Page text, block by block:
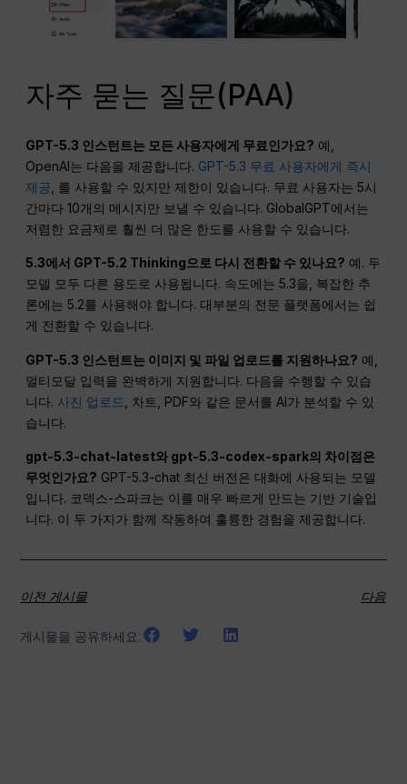
자주 묻는 질문(PAA)
GPT-5.3 인스턴트는 모든 사용자에게 무료인가요? 예,
OpenAI는 다음을 제공합니다. GPT-5.3 무료 사용자에게 즉시
제공 , 를 사용할 수 있지만 제한이 있습니다. 무료 사용자는 5시
간마다 10개의 메시지만 보낼 수 있습니다. GlobalGPT에서는
저렴한 요금제로 훨씬 더 많은 한도를 사용할 수 있습니다.
5.3에서 GPT-5.2 Thinking으로 다시 전환할 수 있나요? 예. 두
모델 모두 다른 용도로 사용됩니다. 속도에는 5.3을, 복잡한 추
론에는 5.2를 사용해야 합니다. 대부분의 전문 플랫폼에서는 쉽
게 전환할 수 있습니다.
GPT-5.3 인스턴트는 이미지 및 파일 업로드를 지원하나요? 예,
멀티모달 입력을 완벽하게 지원합니다. 다음을 수행할 수 있습
니다. 사진 업로드
, 차트, PDF와 같은 문서를 AI가 분석할 수 있
습니다.
gpt-5.3-chat-latest와 gpt-5.3-codex-spark의 차이점은
무엇인가요? GPT-5.3-chat 최신 버전은 대화에 사용되는 모델
입니다. 코덱스-스파크는 이를 매우 빠르게 만드는 기반 기술입
니다. 이 두 가지가 함께 작동하여 훌륭한 경험을 제공합니다.
이전 게시물 다음
게시물을 공유하세요: